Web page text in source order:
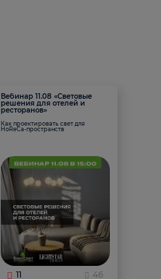
Вебинар 11.08 «Световые
решения для отелей и
ресторанов»
Как проектировать свет для
HoReCa-пространств
11 46